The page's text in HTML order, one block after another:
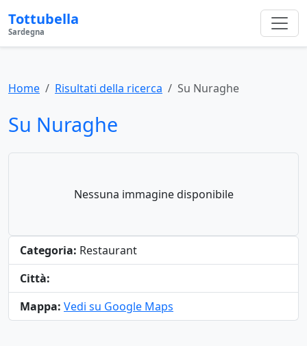
Tottubella
Sardegna
Home Risultati della ricerca Su Nuraghe
Su Nuraghe
Nessuna immagine disponibile
Categoria: Restaurant
Città:
Mappa: Vedi su Google Maps